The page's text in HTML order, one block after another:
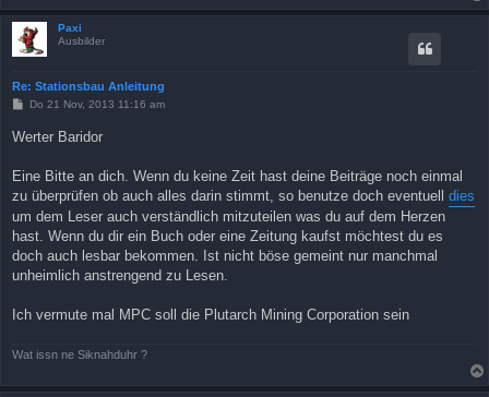
Paxi
Ausbilder
Re: Stationsbau Anleitung
B
i
t
g
Do 21 Nov, 2013 11:16 am
Werter Baridor
Eine Bitte an dich. Wenn du keine Zeit hast deine Beiträge noch einmal
zu überprüfen ob auch alles darin stimmt, so benutze doch eventuell dies
um dem Leser auch verständlich mitzuteilen was du auf dem Herzen
hast. Wenn du dir ein Buch oder eine Zeitung kaufst möchtest du es
doch auch lesbar bekommen. Ist nicht böse gemeint nur manchmal
unheimlich anstrengend zu Lesen.
Ich vermute mal MPC soll die Plutarch Mining Corporation sein
Wat issn ne Siknahduhr ?